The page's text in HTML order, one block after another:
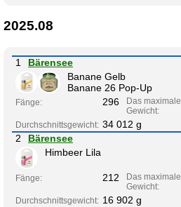
2025.08
1
Bärensee
Banane Gelb
Banane 26 Pop-Up
Fänge: 296
Das maximale
Gewicht:
Durchschnittsgewicht: 34 012 g
2
Bärensee
Himbeer Lila
Fänge: 212
Das maximale
Gewicht:
Durchschnittsgewicht: 16 902 g